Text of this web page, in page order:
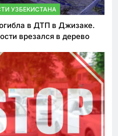
УЗБЕКИСТАНА
в ДТП в Джизаке.
врезался в дерево